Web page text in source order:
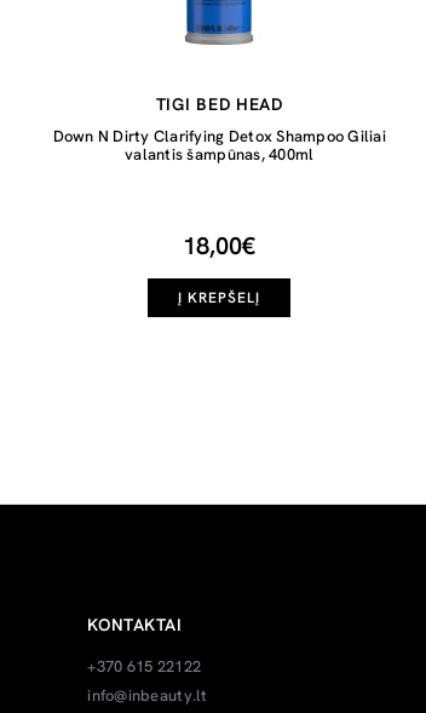
TIGI BED HEAD
Down N Dirty Clarifying Detox Shampoo Giliai
valantis šampūnas, 400ml
18,00€
Į KREPŠELĮ
KONTAKTAI
+370 615 22122
info@inbeauty.lt